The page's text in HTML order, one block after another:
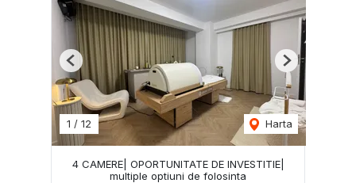
1 / 12 Harta
Previous Next
4 CAMERE| OPORTUNITATE DE INVESTITIE|
multiple optiuni de folosinta